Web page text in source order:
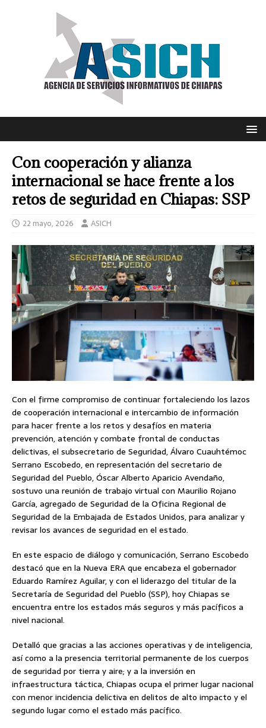
Con cooperación y alianza
internacional se hace frente a los
retos de seguridad en Chiapas: SSP
22 mayo, 2026 ASICH
Con el firme compromiso de continuar fortaleciendo los lazos
de cooperación internacional e intercambio de información
para hacer frente a los retos y desafíos en materia
prevención, atención y combate frontal de conductas
delictivas, el subsecretario de Seguridad, Álvaro Cuauhtémoc
Serrano Escobedo, en representación del secretario de
Seguridad del Pueblo, Óscar Alberto Aparicio Avendaño,
sostuvo una reunión de trabajo virtual con Maurilio Rojano
García, agregado de Seguridad de la Oficina Regional de
Seguridad de la Embajada de Estados Unidos, para analizar y
revisar los avances de seguridad en el estado.
En este espacio de diálogo y comunicación, Serrano Escobedo
destacó que en la Nueva ERA que encabeza el gobernador
Eduardo Ramírez Aguilar, y con el liderazgo del titular de la
Secretaría de Seguridad del Pueblo (SSP), hoy Chiapas se
encuentra entre los estados más seguros y más pacíficos a
nivel nacional.
Detalló que gracias a las acciones operativas y de inteligencia,
así como a la presencia territorial permanente de los cuerpos
de seguridad por tierra y aire; y a la inversión en
infraestructura táctica, Chiapas ocupa el primer lugar nacional
con menor incidencia delictiva en delitos de alto impacto y el
segundo lugar como el estado más pacífico.